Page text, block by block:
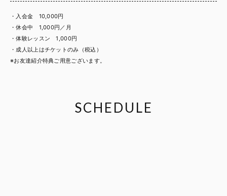
・入会金 10,000円
・休会中 1,000円／月
・体験レッスン 1,000円
・成人以上はチケットのみ（税込）
※お友達紹介特典ご用意ございます。
SCHEDULE